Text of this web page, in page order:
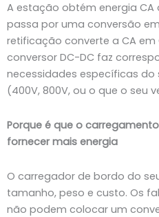
A estação obtém energia CA
passa por uma conversão
retificação converte a CA em
conversor DC-DC faz
necessidades específicas
(400V, 800V, ou o que o seu
Porque é que o
fornecer mais energia
O carregador de bordo do
tamanho, peso e custo. Os
não podem colocar um